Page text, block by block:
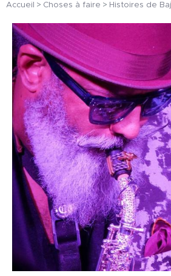
Accueil Choses à faire Histoires de